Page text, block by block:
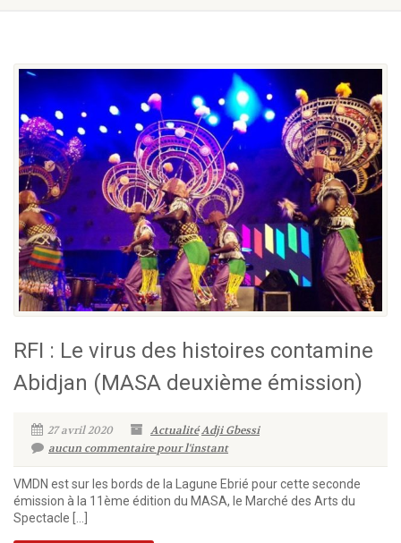
RFI : Le virus des histoires contamine
Abidjan (MASA deuxième émission)
27 avril 2020 ActualitéAdji Gbessi
aucun commentaire pour l'instant
VMDN est sur les bords de la Lagune Ebrié pour cette seconde
émission à la 11ème édition du MASA, le Marché des Arts du
Spectacle […]